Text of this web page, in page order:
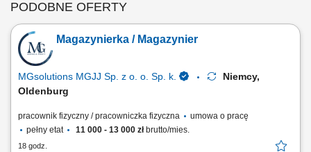
PODOBNE OFERTY
Magazynierka / Magazynier
MGsolutions MGJJ Sp. z o. o. Sp. k.
Niemcy,
Oldenburg
pracownik fizyczny / pracowniczka fizyczna
umowa o pracę
pełny etat
11 000 - 13 000 złbrutto/mies.
18 godz.